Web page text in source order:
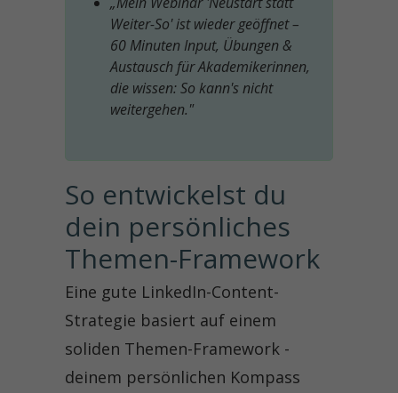
Weiter-So' ist wieder geöffnet –
60 Minuten Input, Übungen &
Austausch für Akademikerinnen,
die wissen: So kann's nicht
weitergehen."
So entwickelst du
dein persönliches
Themen-Framework
Eine gute LinkedIn-Content-
Strategie basiert auf einem
soliden Themen-Framework -
deinem persönlichen Kompass